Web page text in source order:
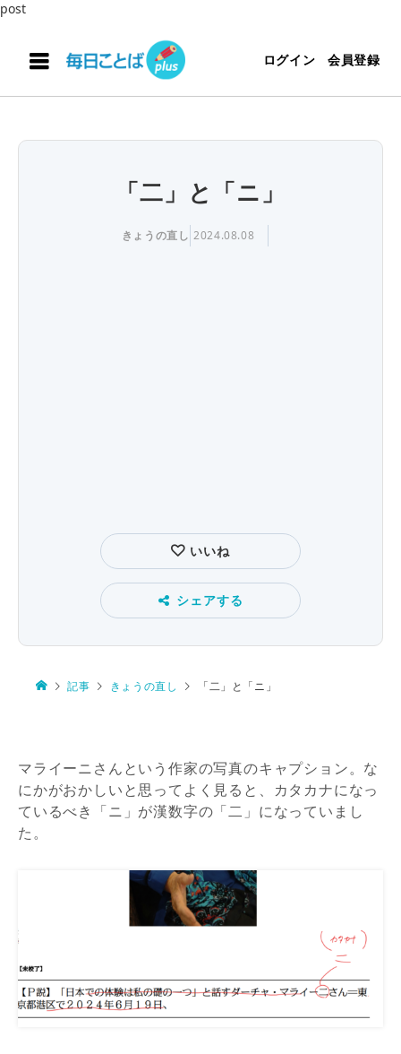
post
ログイン 会員登録
「二」と「ニ」
きょうの直し 2024.08.08
いいね
シェアする
記事 きょうの直し 「二」と「ニ」
マライーニさんという作家の写真のキャプション。な
にかがおかしいと思ってよく見ると、カタカナになっ
ているべき「ニ」が漢数字の「二」になっていまし
た。